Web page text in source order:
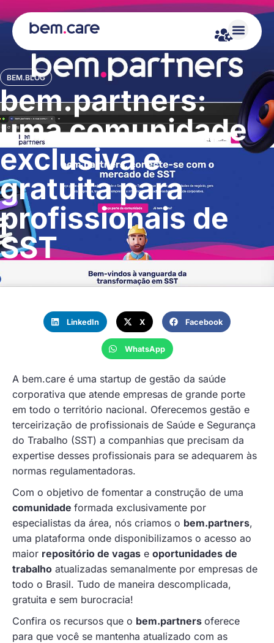
BEM.BLOG
bem.partners:
uma comunidade
exclusiva e
gratuita para
profissionais de
SST
LinkedIn X Facebook
WhatsApp
A bem.care é uma startup de gestão da saúde
corporativa que atende empresas de grande porte
em todo o território nacional. Oferecemos gestão e
terceirização de profissionais de Saúde e Segurança
do Trabalho (SST) a companhias que precisam da
expertise desses profissionais para se adequarem às
normas regulamentadoras.
Com o objetivo de fomentar a construção de uma
comunidade formada exclusivamente por
especialistas da área, nós criamos o bem.partners,
uma plataforma onde disponibilizamos o acesso ao
maior repositório de vagas e oportunidades de
trabalho atualizadas semanalmente por empresas de
todo o Brasil. Tudo de maneira descomplicada,
gratuita e sem burocracia!
Confira os recursos que o bem.partners oferece
para que você se mantenha atualizado com as